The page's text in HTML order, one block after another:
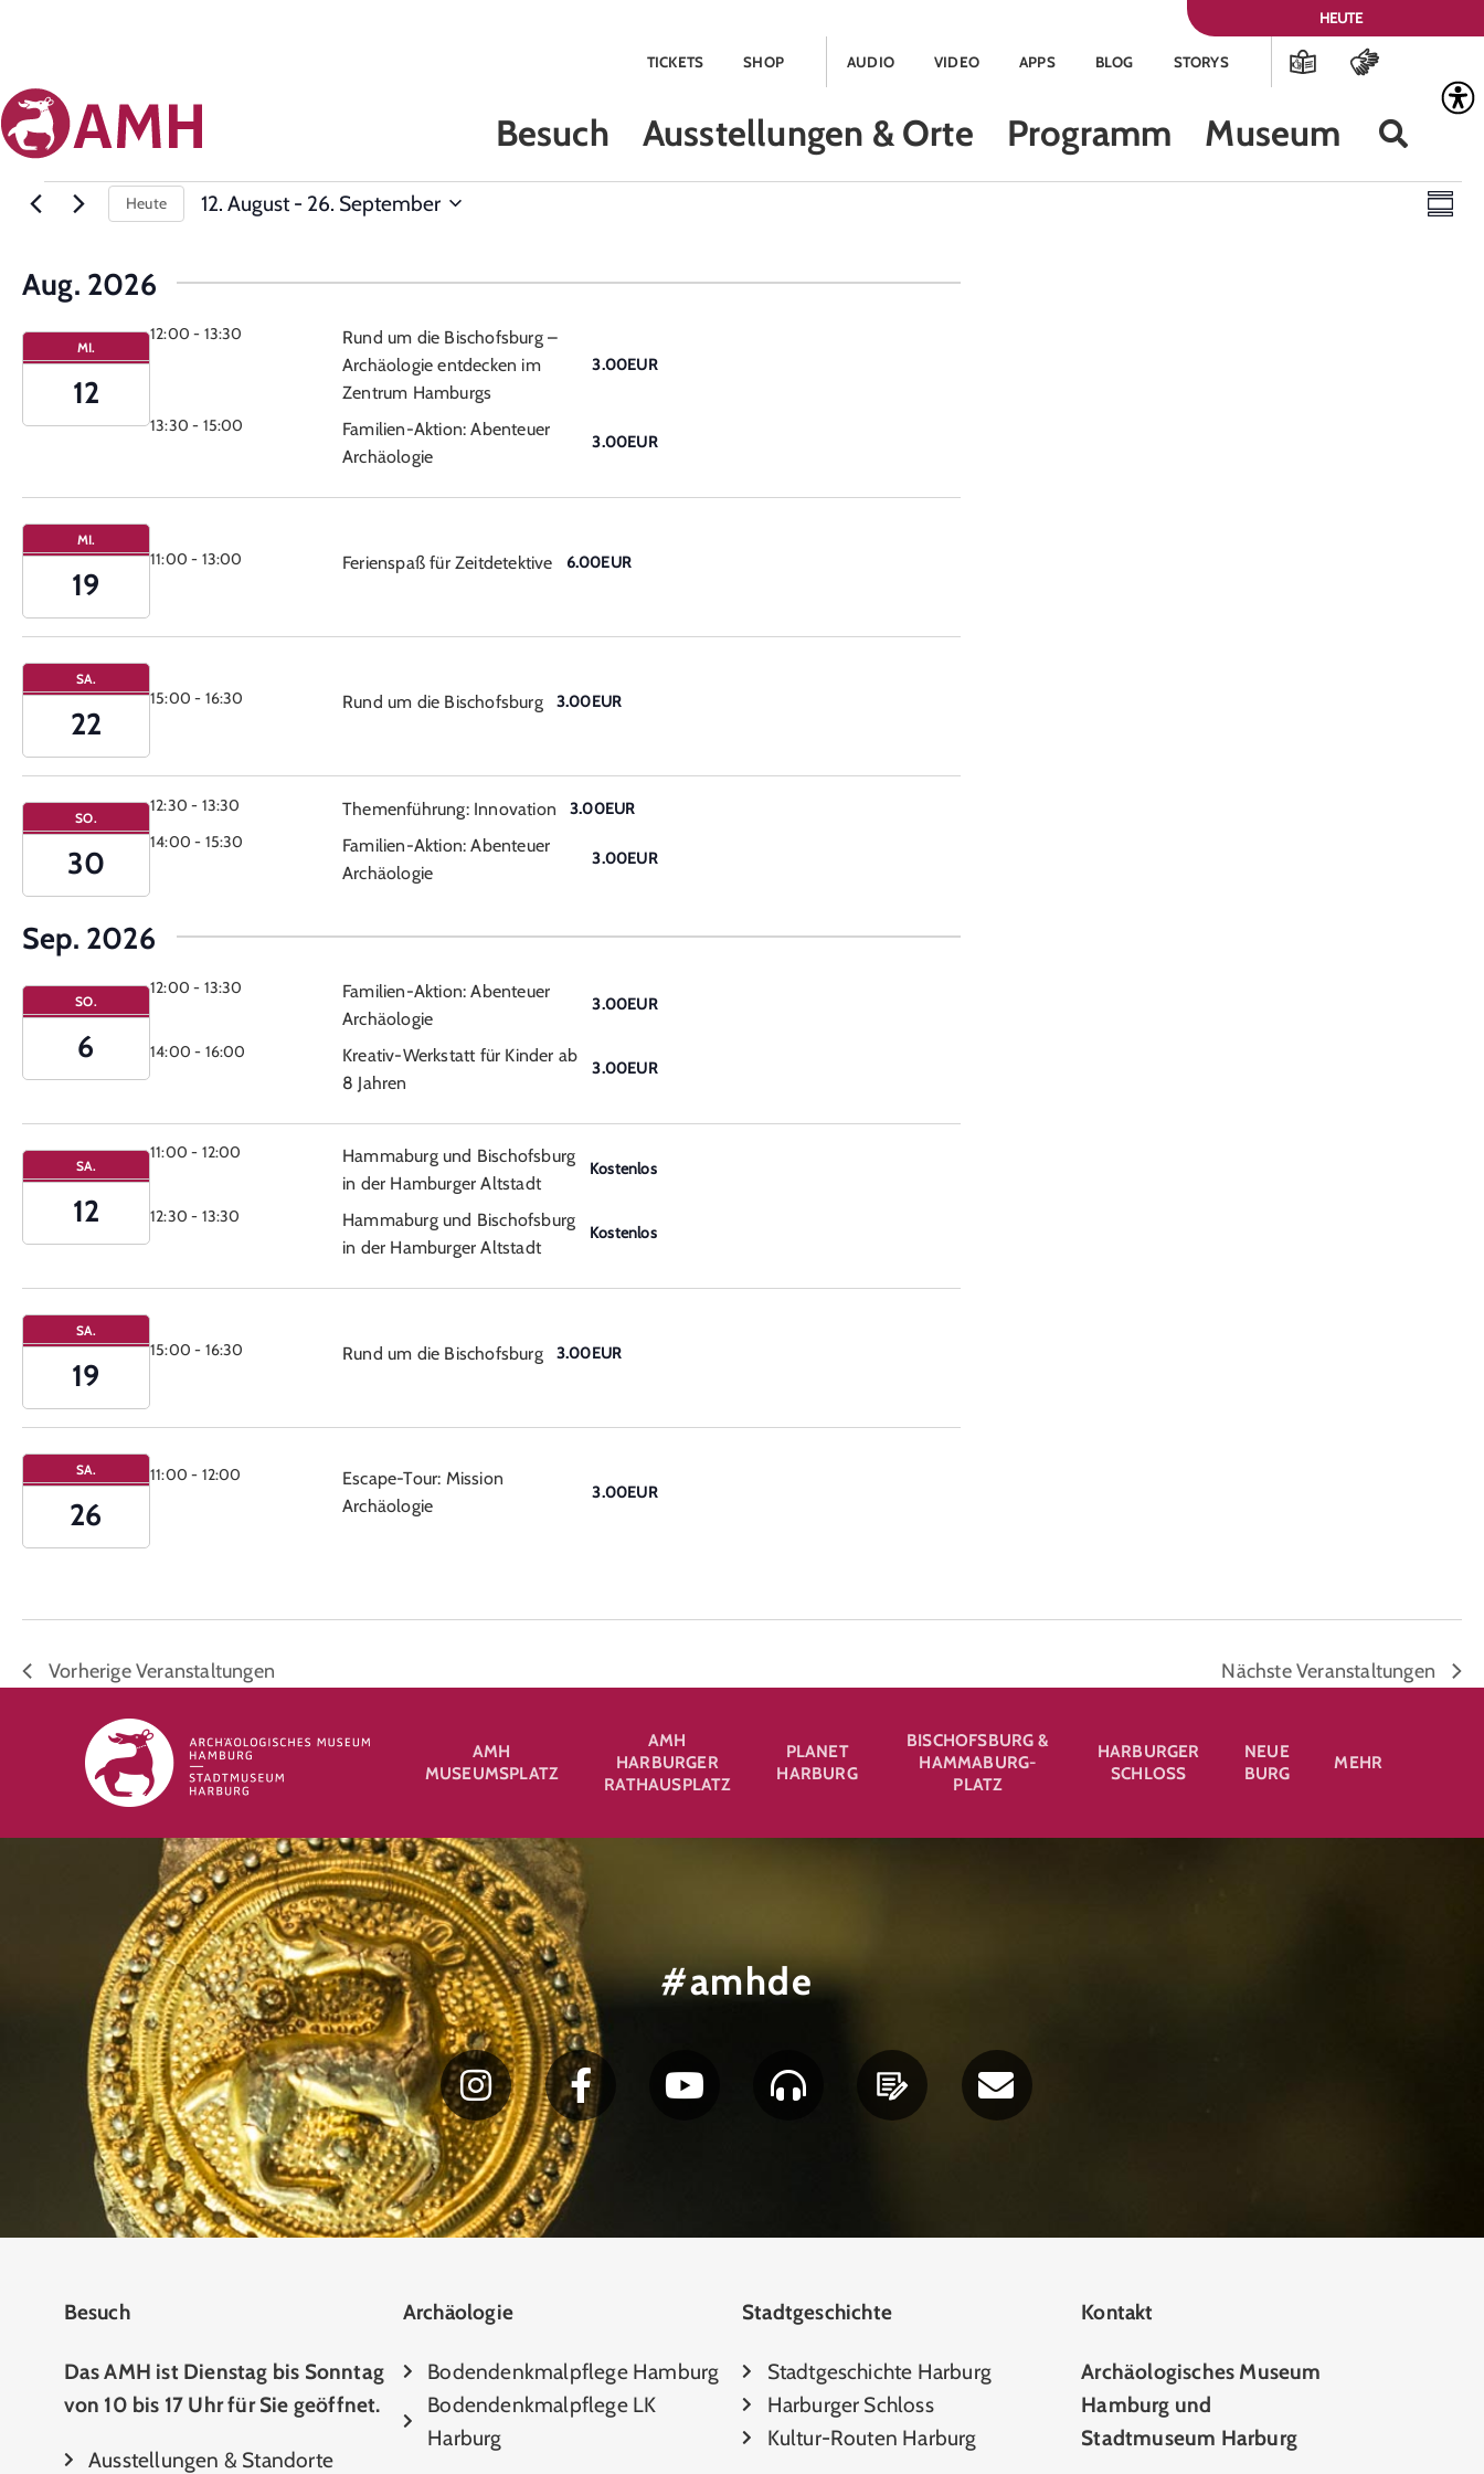
HEUTE
TICKETS SHOP AUDIO VIDEO APPS BLOG STORYS
Besuch Ausstellungen & Orte Programm Museum
Heute 12. August - 26. September
Datum
Aug. 2026
MI.
12
12:00 - 13:30
Rund um die Bischofsburg –
Archäologie entdecken im
Zentrum Hamburgs
3.00EUR
13:30 - 15:00
Familien-Aktion: Abenteuer
Archäologie
3.00EUR
MI.
19
11:00 - 13:00 Ferienspaß für Zeitdetektive 6.00EUR
SA.
22
15:00 - 16:30 Rund um die Bischofsburg 3.00EUR
SO.
30
12:30 - 13:30 Themenführung: Innovation
3.00EUR
14:00 - 15:30
Familien-Aktion: Abenteuer
Archäologie
3.00EUR
Sep. 2026
SO.
6
12:00 - 13:30
Familien-Aktion: Abenteuer
Archäologie
3.00EUR
14:00 - 16:00
Kreativ-Werkstatt für Kinder ab
8 Jahren
3.00EUR
SA.
12
11:00 - 12:00
Hammaburg und Bischofsburg
in der Hamburger Altstadt
Kostenlos
12:30 - 13:30
Hammaburg und Bischofsburg
in der Hamburger Altstadt
Kostenlos
SA.
19
15:00 - 16:30 Rund um die Bischofsburg 3.00EUR
SA.
26
11:00 - 12:00
Escape-Tour: Mission
Archäologie
3.00EUR
VorherigeVeranstaltungen NächsteVeranstaltungen
AMH
MUSEUMSPLATZ
AMH
HARBURGER
RATHAUSPLATZ
PLANET
HARBURG
BISCHOFSBURG &
HAMMABURG-
PLATZ
HARBURGER
SCHLOSS
NEUE
BURG
MEHR
#amhde
Besuch
Das AMH ist Dienstag bis Sonntag
von 10 bis 17 Uhr für Sie geöffnet.
Ausstellungen & Standorte
Archäologie
Bodendenkmalpflege Hamburg
Bodendenkmalpflege LK
Harburg
Stadtgeschichte
Stadtgeschichte Harburg
Harburger Schloss
Kultur-Routen Harburg
Kontakt
Archäologisches Museum
Hamburg und
Stadtmuseum Harburg